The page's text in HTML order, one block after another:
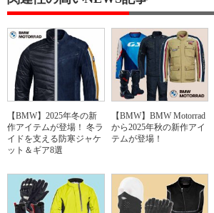
【BMW】2025年冬の新
作アイテムが登場！ 冬ラ
イドを支える防寒ジャケ
ット＆ギア8選
【BMW】BMW Motorrad
から2025年秋の新作アイ
テムが登場！